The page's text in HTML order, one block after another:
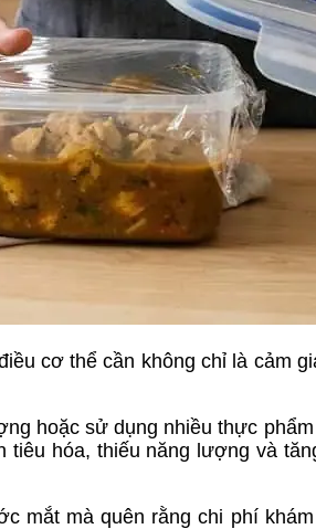
cơ thể cần không chỉ là cảm
hoặc sử dụng nhiều thực
hóa, thiếu năng lượng và
mắt mà quên rằng chi phí